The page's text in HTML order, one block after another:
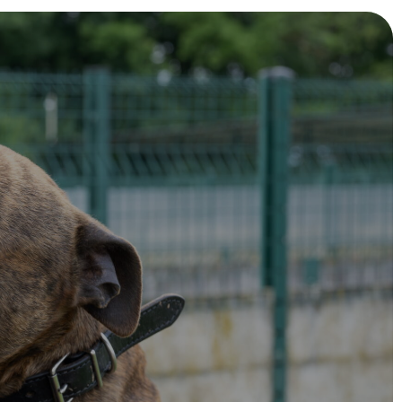
impatience.